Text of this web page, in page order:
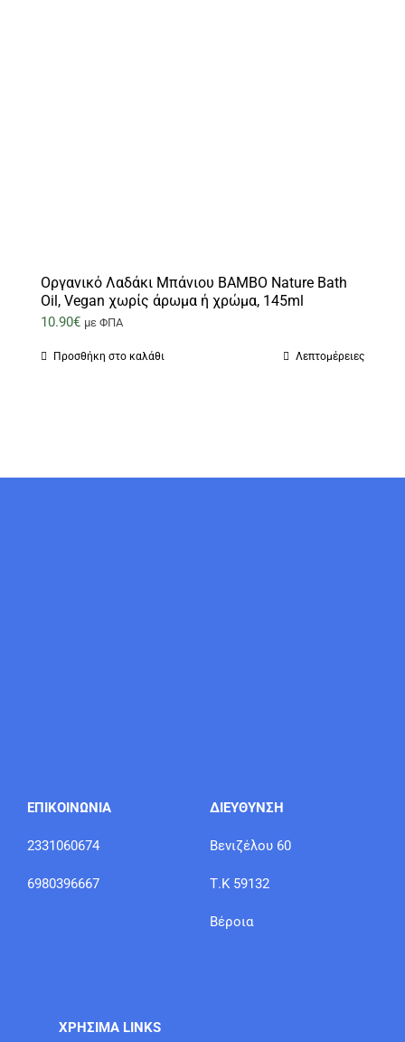
Οργανικό Λαδάκι Μπάνιου BAMBO Nature Bath
Oil, Vegan χωρίς άρωμα ή χρώμα, 145ml
10.90€ με ΦΠΑ
Προσθήκη στο καλάθι Λεπτομέρειες
ΕΠΙΚΟΙΝΩΝΙΑ
2331060674
6980396667
ΔΙΕΥΘΥΝΣΗ
Βενιζέλου 60
Τ.Κ 59132
Βέροια
ΧΡΗΣΙΜΑ LINKS